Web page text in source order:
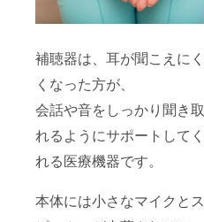
補聴器は、耳が聞こえにく
くなった方が、
会話や音をしっかり聞き取
れるようにサポートしてく
れる医療機器です。
本体には小さなマイクとス